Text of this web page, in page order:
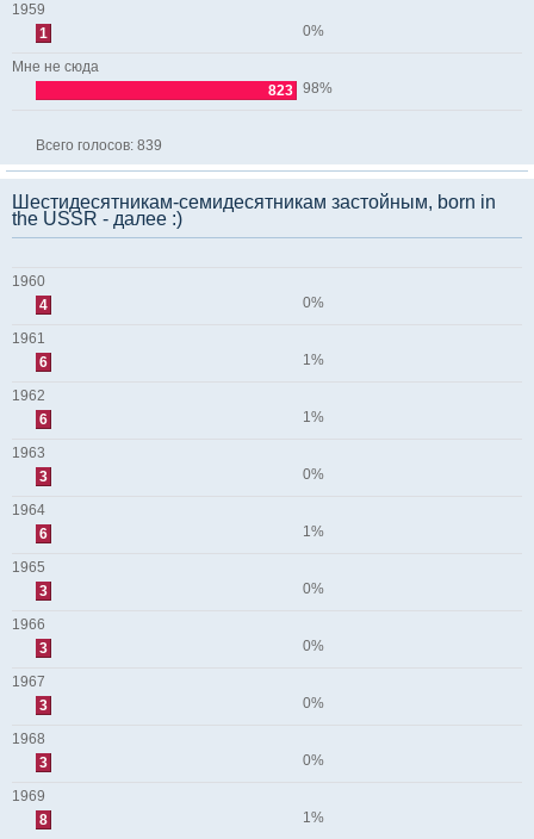
1959
1
0%
Мне не сюда
823 98%
Всего голосов: 839
Шестидесятникам-семидесятникам застойным, born in
the USSR - далее :)
1960
4
0%
1961
6
1%
1962
6
1%
1963
3
0%
1964
6
1%
1965
3
0%
1966
3
0%
1967
3
0%
1968
3
0%
1969
8
1%